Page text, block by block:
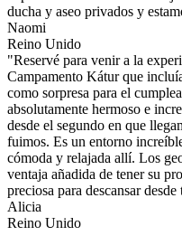
ducha y aseo privados y
Naomi
Reino Unido
"Reservé para venir a la
Campamento Kátur que
como sorpresa para el
absolutamente hermoso e
desde el segundo en que
fuimos. Es un entorno
cómoda y relajada allí. Los
ventaja añadida de tener su
preciosa para descansar
Alicia
Reino Unido